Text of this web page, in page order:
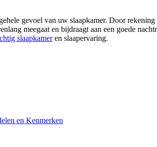
gevoel van uw slaapkamer. Door
meegaat en bijdraagt aan een goede
slaapkameren slaapervaring.
en Kenmerken